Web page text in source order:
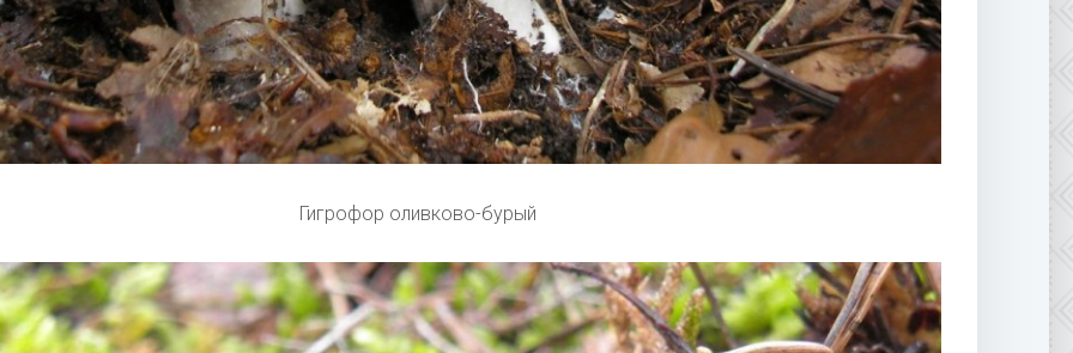
Гигрофор оливково-бурый